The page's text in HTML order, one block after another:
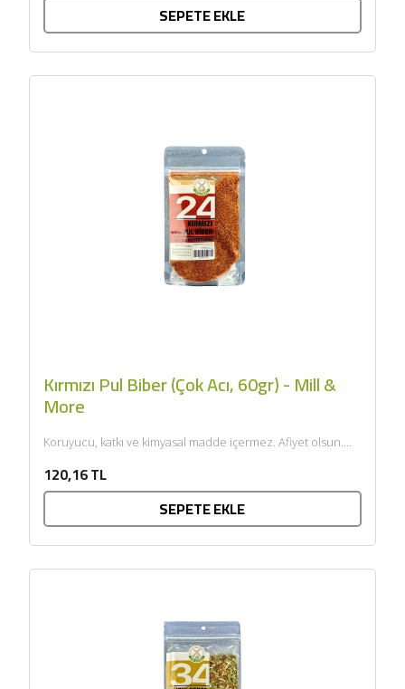
SEPETE EKLE
Kırmızı Pul Biber (Çok Acı, 60gr) - Mill &
More
Koruyucu, katkı ve kimyasal madde içermez. Afiyet olsun....
120,16 TL
SEPETE EKLE